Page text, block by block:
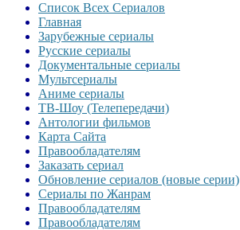
Список Всех Сериалов
Главная
Зарубежные сериалы
Русские сериалы
Документальные сериалы
Мультсериалы
Аниме сериалы
ТВ-Шоу (Телепередачи)
Антологии фильмов
Карта Сайта
Правообладателям
Заказать сериал
Обновление сериалов (новые серии)
Сериалы по Жанрам
Правообладателям
Правообладателям